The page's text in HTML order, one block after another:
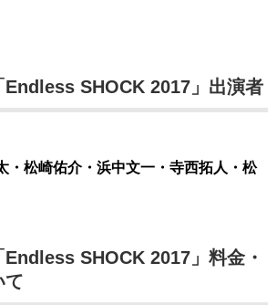
Endless SHOCK 2017」出演者
・松崎佑介・浜中文一・寺西拓人・松
SHOCK 2017」料金・
て